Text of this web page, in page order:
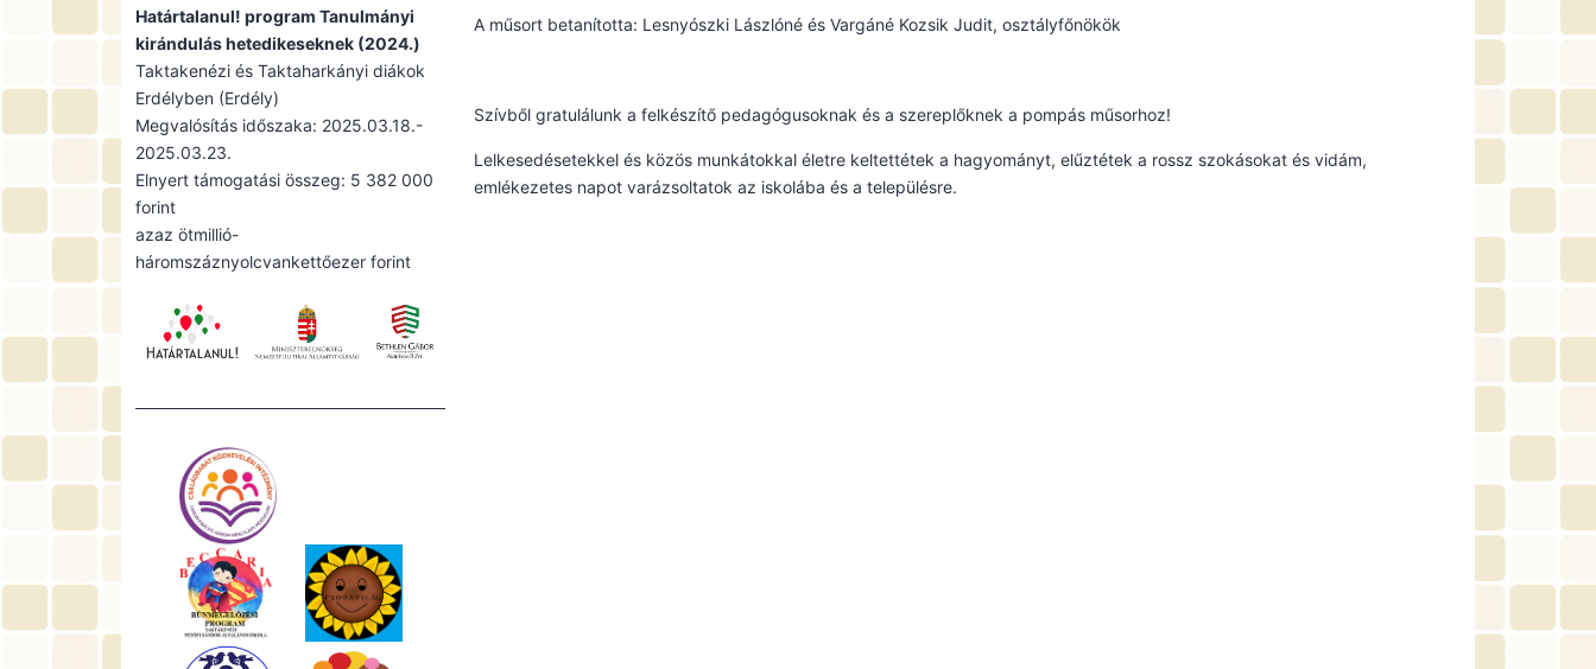
Határtalanul! program Tanulmányi
kirándulás hetedikeseknek (2024.)
Taktakenézi és Taktaharkányi diákok
Erdélyben (Erdély)
Megvalósítás időszaka: 2025.03.18.-
2025.03.23.
Elnyert támogatási összeg: 5 382 000
forint
azaz ötmillió-
háromszáznyolcvankettőezer forint
A műsort betanította: Lesnyószki Lászlóné és Vargáné Kozsik Judit, osztályfőnökök
Szívből gratulálunk a felkészítő pedagógusoknak és a szereplőknek a pompás műsorhoz!
Lelkesedésetekkel és közös munkátokkal életre keltettétek a hagyományt, elűztétek a rossz szokásokat és vidám,
emlékezetes napot varázsoltatok az iskolába és a településre.